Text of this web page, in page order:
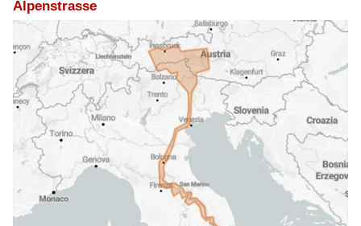
Alpenstrasse